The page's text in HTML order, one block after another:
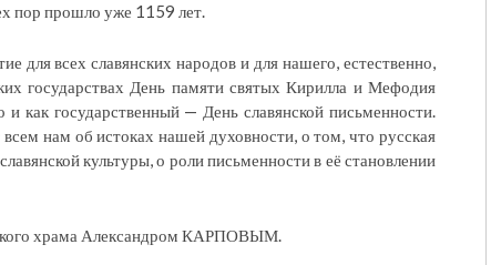
пор прошло уже 1159 лет.
для всех славянских народов и для нашего, естественно,
государствах День памяти святых Кирилла и Мефодия
как государственный — День славянской письменности.
нам об истоках нашей духовности, о том, что русская
культуры, о роли письменности в её становлении
храма Александром КАРПОВЫМ.